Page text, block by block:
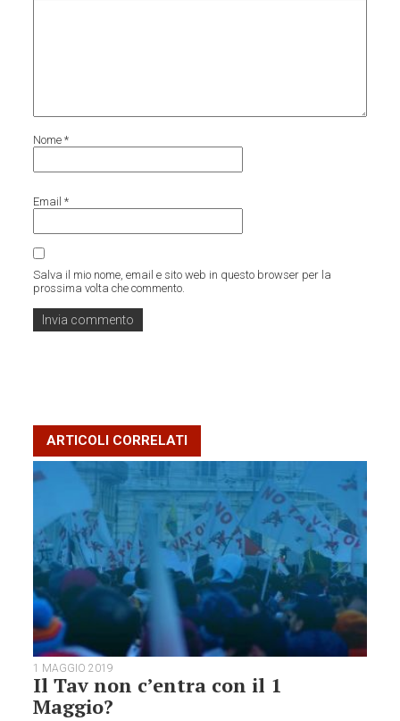
Nome*
Email*
Salva il mio nome, email e sito web in questo browser per la
prossima volta che commento.
ARTICOLI CORRELATI
1 MAGGIO 2019
Il Tav non c’entra con il 1
Maggio?